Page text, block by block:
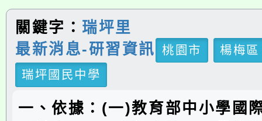
關鍵字： 瑞坪里
最新消息-研習資訊
桃園市
楊梅區
瑞坪國民中學
一、依據：(一)教育部中小學國